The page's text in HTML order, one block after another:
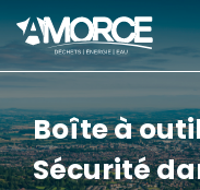
Boîte à
Sécurité